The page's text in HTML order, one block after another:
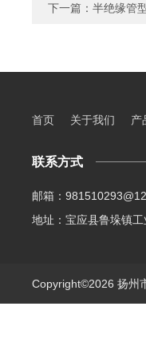
下一篇： 半绝缘管
首页 关于我们 产
联系方式
邮箱：
地址：宝应县鲁垛镇
Copyright©2026 扬